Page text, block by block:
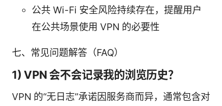
公共 Wi-Fi 安全风险持续存在，提醒用户
在公共场景使用 VPN 的必要性
七、常见问题解答（FAQ）
1) VPN 会不会记录我的浏览历史？
VPN 的“无日志”承诺因服务商而异，通常包含对